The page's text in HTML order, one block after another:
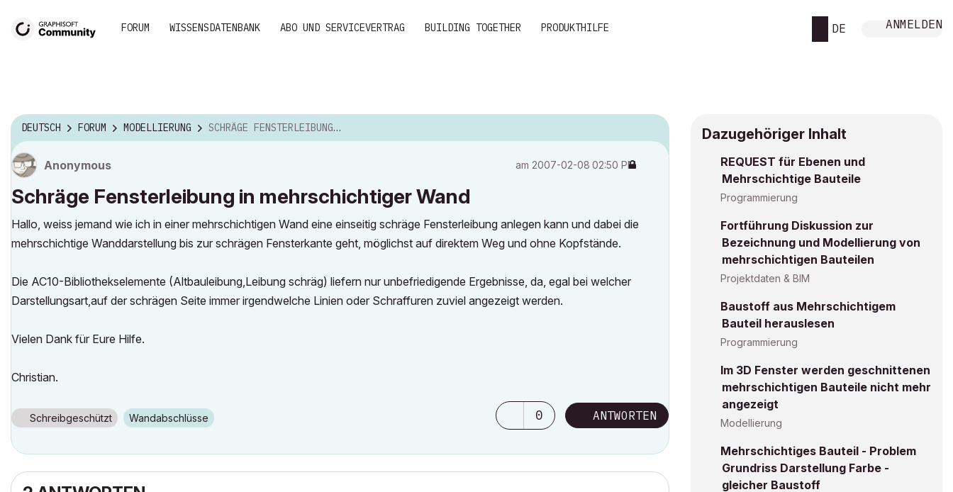
FORUM WISSENSDATENBANK ABO UND SERVICEVERTRAG BUILDING TOGETHER PRODUKTHILFE DE ANMELDEN
DEUTSCH FORUM MODELLIERUNG SCHRÄGE FENSTERLEIBUNG IN MEHRSCHICHTIGER WAND
Anonymous am ‎2007-02-08 02:50 PM
Schräge Fensterleibung in mehrschichtiger Wand
Hallo, weiss jemand wie ich in einer mehrschichtigen Wand eine einseitig schräge Fensterleibung anlegen kann und dabei die
mehrschichtige Wanddarstellung bis zur schrägen Fensterkante geht, möglichst auf direktem Weg und ohne Kopfstände.
Die AC10-Bibliothekselemente (Altbauleibung,Leibung schräg) liefern nur unbefriedigende Ergebnisse, da, egal bei welcher
Darstellungsart,auf der schrägen Seite immer irgendwelche Linien oder Schraffuren zuviel angezeigt werden.
Vielen Dank für Eure Hilfe.
Christian.
Schreibgeschützt Wandabschlüsse 0 ANTWORTEN
Dazugehöriger Inhalt
REQUEST für Ebenen und
Mehrschichtige Bauteile
Programmierung
Fortführung Diskussion zur
Bezeichnung und Modellierung von
mehrschichtigen Bauteilen
Projektdaten & BIM
Baustoff aus Mehrschichtigem
Bauteil herauslesen
Programmierung
Im 3D Fenster werden geschnittenen
mehrschichtigen Bauteile nicht mehr
angezeigt
Modellierung
Mehrschichtiges Bauteil - Problem
Grundriss Darstellung Farbe -
gleicher Baustoff